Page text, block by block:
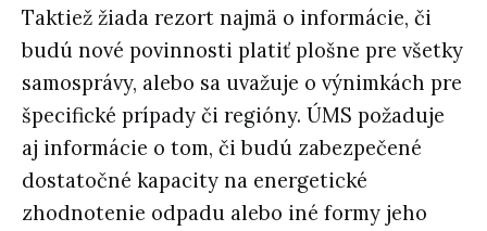
Taktiež žiada rezort najmä o informácie, či
budú nové povinnosti platiť plošne pre všetky
samosprávy, alebo sa uvažuje o výnimkách pre
špecifické prípady či regióny. ÚMS požaduje
aj informácie o tom, či budú zabezpečené
dostatočné kapacity na energetické
zhodnotenie odpadu alebo iné formy jeho